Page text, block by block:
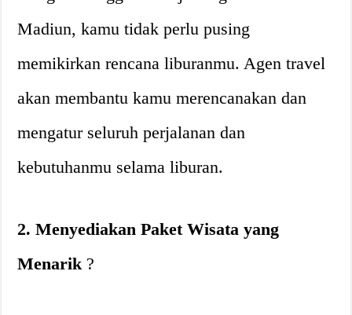
Madiun, kamu tidak perlu pusing
memikirkan rencana liburanmu. Agen travel
akan membantu kamu merencanakan dan
mengatur seluruh perjalanan dan
kebutuhanmu selama liburan.
2. Menyediakan Paket Wisata yang
Menarik ?